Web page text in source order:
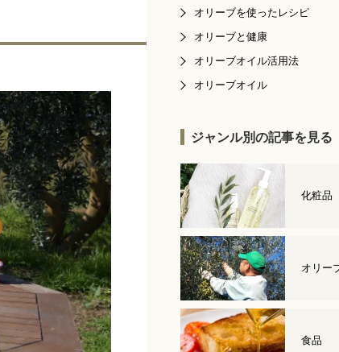
オリーブを使ったレシピ
オリーブと健康
オリーブオイル活用法
オリーブオイル
ジャンル別の記事を見る
化粧品
オリー
食品